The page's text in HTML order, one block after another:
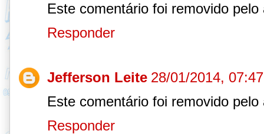
Este comentário foi removido pelo
Responder
Jefferson Leite 28/01/2014, 07:47
Este comentário foi removido pelo
Responder